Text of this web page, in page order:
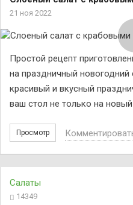
21 ноя 2022
Простой рецепт
на праздничный
красивый и вкусный
ваш стол не только на
Просмотр
Салаты
14349